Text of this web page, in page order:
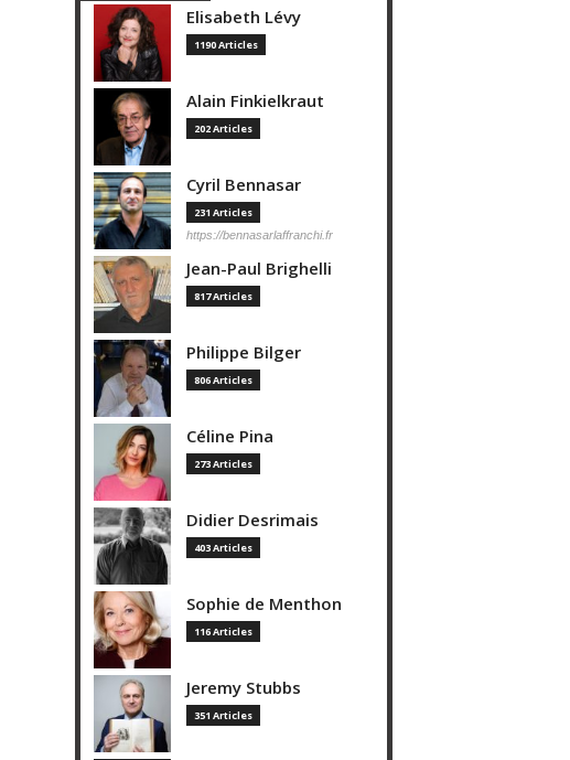
Elisabeth Lévy
1190 Articles
Alain Finkielkraut
202 Articles
Cyril Bennasar
231 Articles
https://bennasarlaffranchi.fr
Jean-Paul Brighelli
817 Articles
Philippe Bilger
806 Articles
Céline Pina
273 Articles
Didier Desrimais
403 Articles
Sophie de Menthon
116 Articles
Jeremy Stubbs
351 Articles